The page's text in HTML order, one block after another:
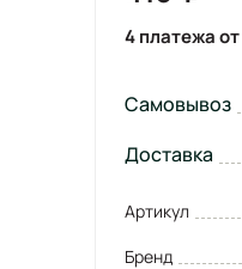
4 платежа
Самовывоз
Доставка
Артикул
Бренд